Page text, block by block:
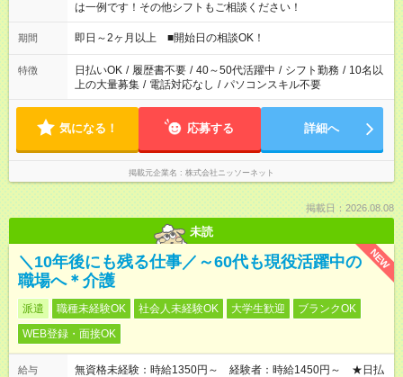
は一例です！その他シフトもご相談ください！
期間 即日～2ヶ月以上 ■開始日の相談OK！
特徴 日払いOK / 履歴書不要 / 40～50代活躍中 / シフト勤務 / 10名以
上の大量募集 / 電話対応なし / パソコンスキル不要
気になる！ 応募する 詳細へ
掲載元企業名 株式会社ニッソーネット
掲載日：2026.08.08
未読
NEW
＼10年後にも残る仕事／～60代も現役活躍中の
職場へ＊介護
派遣 職種未経験OK 社会人未経験OK 大学生歓迎
ブランクOK
WEB登録・面接OK
給与
無資格未経験：時給1350円～ 経験者：時給1450円～ ★日払